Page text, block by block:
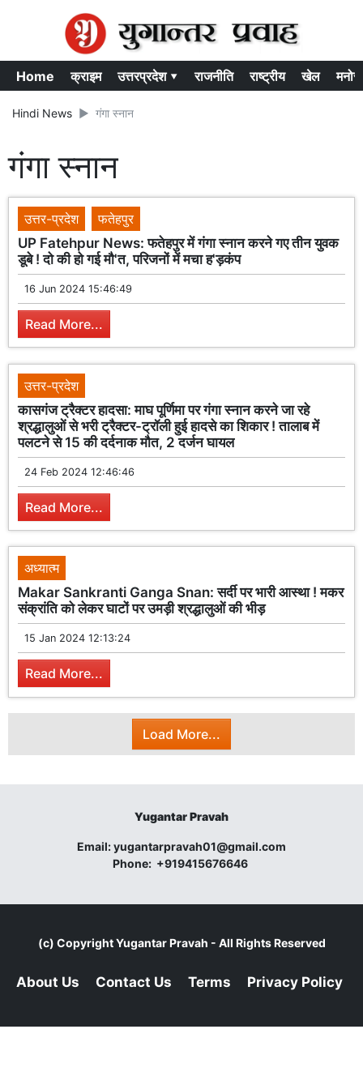
Home क्राइम उत्तरप्रदेश ▾ राजनीति राष्ट्रीय खेल
Hindi News गंगा स्नान
गंगा स्नान
उत्तर-प्रदेश
फतेहपुर
UP Fatehpur News: फतेहपुर में गंगा स्नान करने गए तीन युवक
डूबे ! दो की हो गई मौ'त, परिजनों में मचा ह'ड़कंप
16 Jun 2024 15:46:49
Read More...
उत्तर-प्रदेश
कासगंज ट्रैक्टर हादसा: माघ पूर्णिमा पर गंगा स्नान करने जा रहे
श्रद्धालुओं से भरी ट्रैक्टर-ट्रॉली हुई हादसे का शिकार ! तालाब में
पलटने से 15 की दर्दनाक मौत, 2 दर्जन घायल
24 Feb 2024 12:46:46
Read More...
अध्यात्म
Makar Sankranti Ganga Snan: सर्दी पर भारी आस्था ! मकर
संक्रांति को लेकर घाटों पर उमड़ी श्रद्धालुओं की भीड़
15 Jan 2024 12:13:24
Read More...
Load More...
Yugantar Pravah
Email:yugantarpravah01@gmail.com
Phone: +919415676646
(c) CopyrightYugantar Pravah - All Rights Reserved
About Us Contact Us Terms Privacy Policy